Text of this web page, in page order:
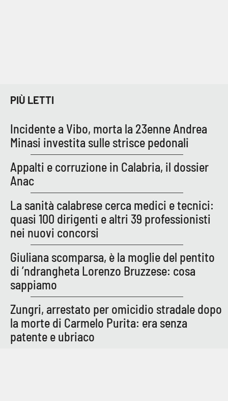
STREAMING
LaC Network
LaC OnAir
EDIZIONI
LOCALI
Catanzaro
Crotone
Vibo Valentia
Reggio Calabria
Cosenza
PIÙ LETTI
Incidente a Vibo, morta la 23enne Andrea
Minasi investita sulle strisce pedonali
Appalti e corruzione in Calabria, il dossier
Anac
La sanità calabrese cerca medici e tecnici:
quasi 100 dirigenti e altri 39 professionisti
nei nuovi concorsi
Giuliana scomparsa, è la moglie del pentito
di ’ndrangheta Lorenzo Bruzzese: cosa
sappiamo
Zungri, arrestato per omicidio stradale dopo
la morte di Carmelo Purita: era senza
patente e ubriaco